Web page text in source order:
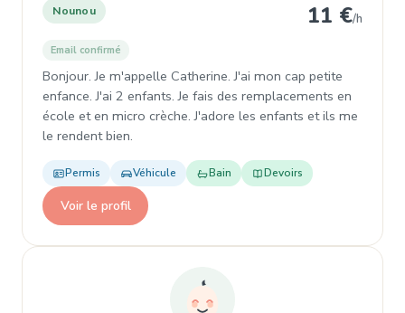
Nounou 11 €/h
Email confirmé
Bonjour. Je m'appelle Catherine. J'ai mon cap petite
enfance. J'ai 2 enfants. Je fais des remplacements en
école et en micro crèche. J'adore les enfants et ils me
le rendent bien.
Permis Véhicule Bain Devoirs
Voir le profil